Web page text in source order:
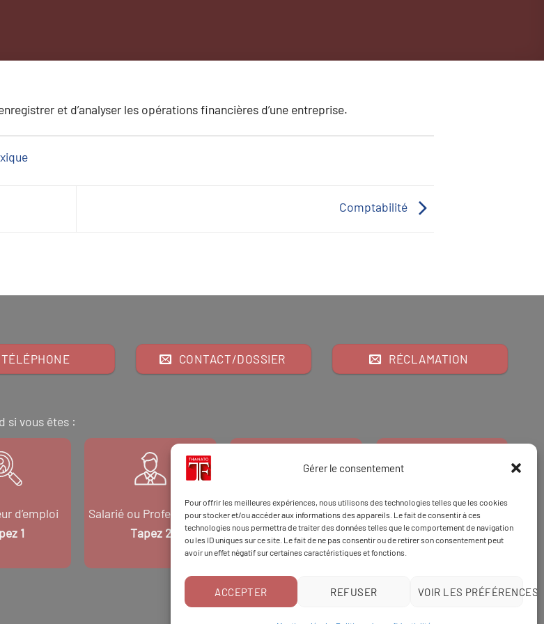
Gérer le consentement
Pour offrir les meilleures expériences, nous utilisons des technologies telles que les cookies
pour stocker et/ou accéder aux informations des appareils. Le fait de consentir à ces
technologies nous permettra de traiter des données telles que le comportement de navigation
ou les ID uniques sur ce site. Le fait de ne pas consentir ou de retirer son consentement peut
avoir un effet négatif sur certaines caractéristiques et fonctions.
ACCEPTER REFUSER VOIR LES PRÉFÉRENCES
et d’analyser les opérations financières d’une entreprise.
Comptabilité
TÉLÉPHONE CONTACT/DOSSIER RÉCLAMATION
si vous êtes :
d’emploi
1
Salarié ou Professionnel
Tapez 2
Financeur
Tapez 3
EtTapez 98pour
une formation